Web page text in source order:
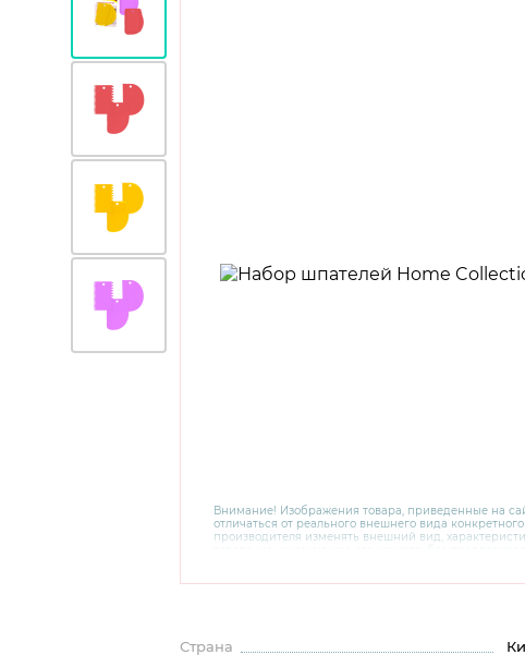
Внимание! Изображения товара, приведенные на
отличаться от реального внешнего вида
производителя изменять внешний вид,
консультантов по номеру 8 800 200 78 80.
Страна